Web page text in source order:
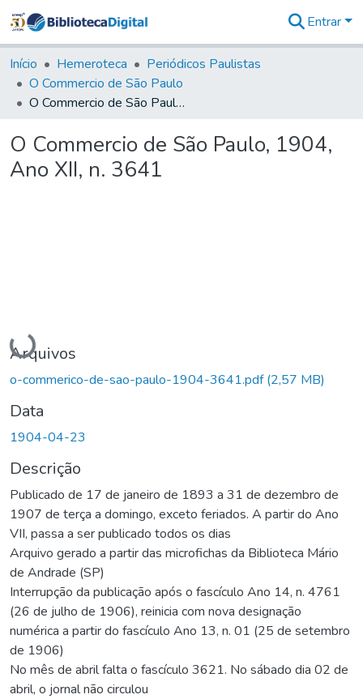
&
Coleções
Tudo na
Biblioteca
Estatísticas
Entrar
Início Hemeroteca
Periódicos Paulistas
O Commercio de São Paulo
O Commercio de São Paulo, 1904, Ano XII, n. 3641
O Commercio de São Paulo, 1904,
Ano XII, n. 3641
Carregando...
Arquivos
o-commerico-de-sao-paulo-1904-3641.pdf(2,57 MB)
Data
1904-04-23
Descrição
Publicado de 17 de janeiro de 1893 a 31 de dezembro de
1907 de terça a domingo, exceto feriados. A partir do Ano
VII, passa a ser publicado todos os dias
Arquivo gerado a partir das microfichas da Biblioteca Mário
de Andrade (SP)
Interrupção da publicação após o fascículo Ano 14, n. 4761
(26 de julho de 1906), reinicia com nova designação
numérica a partir do fascículo Ano 13, n. 01 (25 de setembro
de 1906)
No mês de abril falta o fascículo 3621. No sábado dia 02 de
abril, o jornal não circulou